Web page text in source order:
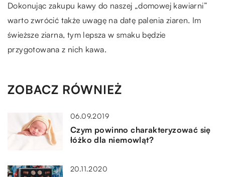
Dokonując zakupu kawy do naszej „domowej kawiarni”
warto zwrócić także uwagę na datę palenia ziaren. Im
świeższe ziarna, tym lepsza w smaku będzie
przygotowana z nich kawa.
ZOBACZ RÓWNIEŻ
06.09.2019
Czym powinno charakteryzować się
łóżko dla niemowląt?
20.11.2020